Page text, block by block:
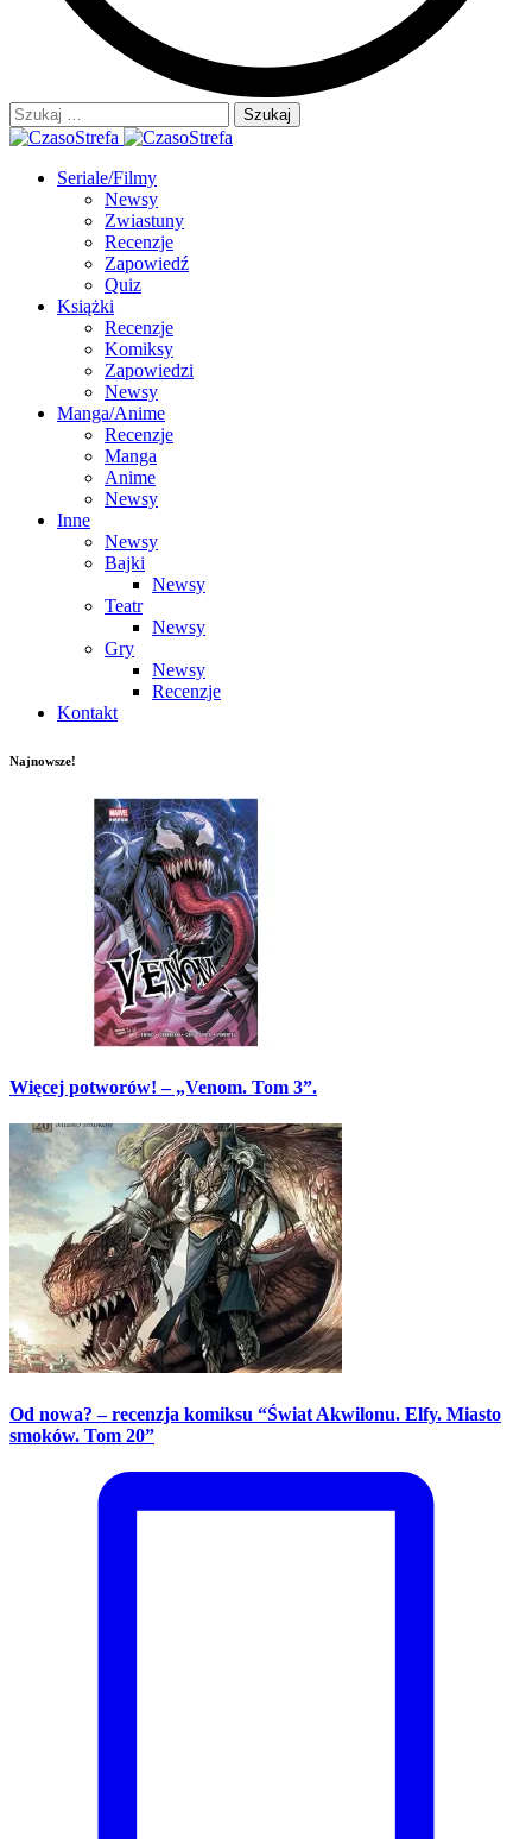
Szukaj:
Seriale/Filmy
Newsy
Zwiastuny
Recenzje
Zapowiedź
Quiz
Książki
Recenzje
Komiksy
Zapowiedzi
Newsy
Manga/Anime
Recenzje
Manga
Anime
Newsy
Inne
Newsy
Bajki
Newsy
Teatr
Newsy
Gry
Newsy
Recenzje
Kontakt
Najnowsze!
Więcej potworów! – „Venom. Tom 3”.
Od nowa? – recenzja komiksu “Świat Akwilonu. Elfy. Miasto
smoków. Tom 20”